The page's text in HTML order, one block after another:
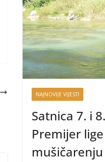
NAJNOVIJE VIJESTI
Satnica 7. i
Premijer
mušičarenju